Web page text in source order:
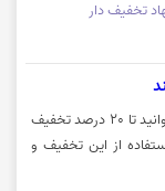
تخفیف دار
برای خرید انواع گوشی موبایل نوکیا، شیائومی و... میتوانید تا 20 درصد تخفیف
از این تخفیف و